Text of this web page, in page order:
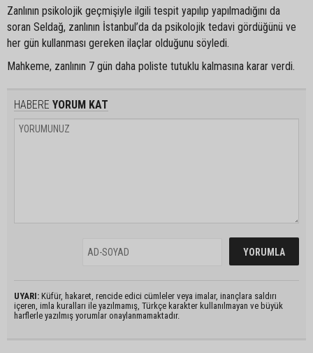
Zanlının psikolojik geçmişiyle ilgili tespit yapılıp yapılmadığını da
soran Seldağ, zanlının İstanbul’da da psikolojik tedavi gördüğünü ve
her gün kullanması gereken ilaçlar olduğunu söyledi.
Mahkeme, zanlının 7 gün daha poliste tutuklu kalmasına karar verdi.
HABERE YORUM KAT
UYARI: Küfür, hakaret, rencide edici cümleler veya imalar, inançlara saldırı
içeren, imla kuralları ile yazılmamış, Türkçe karakter kullanılmayan ve büyük
harflerle yazılmış yorumlar onaylanmamaktadır.